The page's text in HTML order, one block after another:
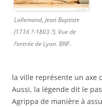
Lallemand, Jean Baptiste
(1716 ?-1803 ?). Vue de
l’entrée de Lyon. BNF.
la ville représente un axe
Aussi, la légende dit le
Agrippa de manière à